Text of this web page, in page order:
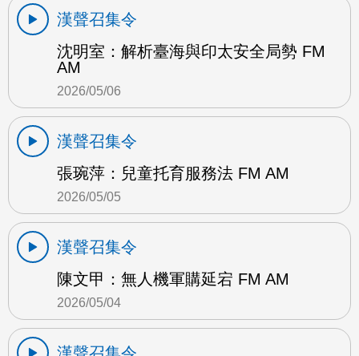
漢聲召集令
沈明室：解析臺海與印太安全局勢 FM
AM
2026/05/06
漢聲召集令
張琬萍：兒童托育服務法 FM AM
2026/05/05
漢聲召集令
陳文甲：無人機軍購延宕 FM AM
2026/05/04